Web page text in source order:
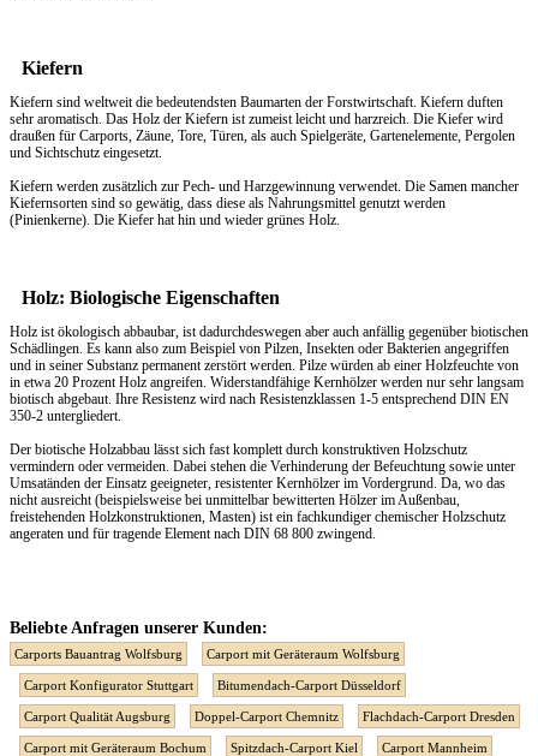
Kiefern
Kiefern sind weltweit die bedeutendsten Baumarten der Forstwirtschaft. Kiefern duften
sehr aromatisch. Das Holz der Kiefern ist zumeist leicht und harzreich. Die Kiefer wird
draußen für Carports, Zäune, Tore, Türen, als auch Spielgeräte, Gartenelemente, Pergolen
und Sichtschutz eingesetzt.
Kiefern werden zusätzlich zur Pech- und Harzgewinnung verwendet. Die Samen mancher
Kiefernsorten sind so gewätig, dass diese als Nahrungsmittel genutzt werden
(Pinienkerne). Die Kiefer hat hin und wieder grünes Holz.
Holz: Biologische Eigenschaften
Holz ist ökologisch abbaubar, ist dadurchdeswegen aber auch anfällig gegenüber biotischen
Schädlingen. Es kann also zum Beispiel von Pilzen, Insekten oder Bakterien angegriffen
und in seiner Substanz permanent zerstört werden. Pilze würden ab einer Holzfeuchte von
in etwa 20 Prozent Holz angreifen. Widerstandfähige Kernhölzer werden nur sehr langsam
biotisch abgebaut. Ihre Resistenz wird nach Resistenzklassen 1-5 entsprechend DIN EN
350-2 untergliedert.
Der biotische Holzabbau lässt sich fast komplett durch konstruktiven Holzschutz
vermindern oder vermeiden. Dabei stehen die Verhinderung der Befeuchtung sowie unter
Umsatänden der Einsatz geeigneter, resistenter Kernhölzer im Vordergrund. Da, wo das
nicht ausreicht (beispielsweise bei unmittelbar bewitterten Hölzer im Außenbau,
freistehenden Holzkonstruktionen, Masten) ist ein fachkundiger chemischer Holzschutz
angeraten und für tragende Element nach DIN 68 800 zwingend.
Beliebte Anfragen unserer Kunden:
Carports Bauantrag Wolfsburg Carport mit Geräteraum Wolfsburg
Carport Konfigurator Stuttgart Bitumendach-Carport Düsseldorf
Carport Qualität Augsburg Doppel-Carport Chemnitz Flachdach-Carport Dresden
Carport mit Geräteraum Bochum Spitzdach-Carport Kiel Carport Mannheim